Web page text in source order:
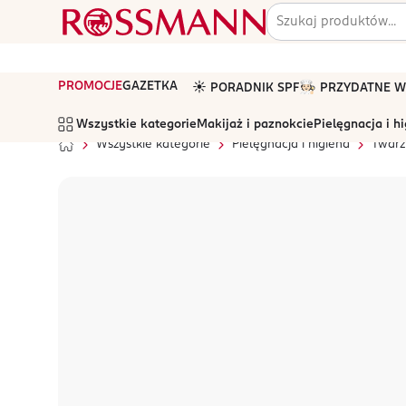
PROMOCJEGAZETKA ☀️ PORADNIK SPF🧑🏻‍🍳 PRZYDATNE
Wszystkie kategorie Makijaż i paznokcie Pielęgnacja i
Wszystkie kategorie
Pielęgnacja i higiena Twarz